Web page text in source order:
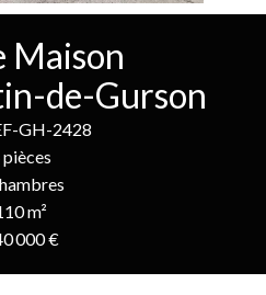
Maison
de-Gurson
GH-2428
pièces
m²
000 €